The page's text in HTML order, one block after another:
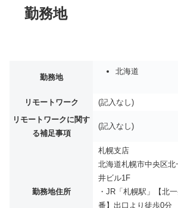
勤務地
勤務地
北海道
リモートワーク
(記入なし)
リモートワークに関す
る補足事項
(記入なし)
勤務地住所
札幌支店
北海道札幌市中央区
井ビル1F
・JR「札幌駅」【北
番】出口より徒歩0分